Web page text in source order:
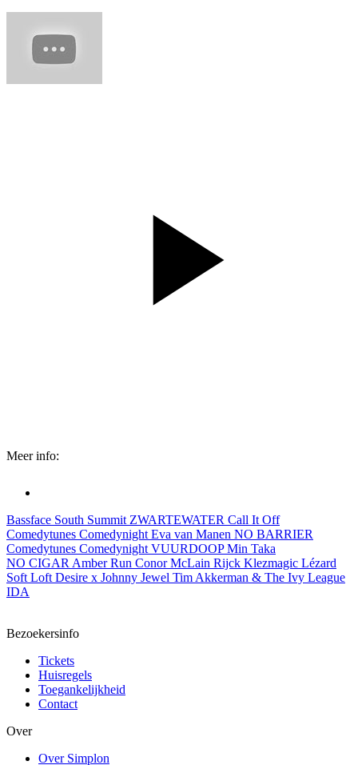
Meer info:
Bassface South Summit ZWARTEWATER Call It Off
Comedytunes Comedynight Eva van Manen NO BARRIER
Comedytunes Comedynight VUURDOOP Min Taka
NO CIGAR Amber Run Conor McLain Rijck Klezmagic Lézard
Soft Loft Desire x Johnny Jewel Tim Akkerman & The Ivy League
IDA
Bezoekersinfo
Tickets
Huisregels
Toegankelijkheid
Contact
Over
Over Simplon